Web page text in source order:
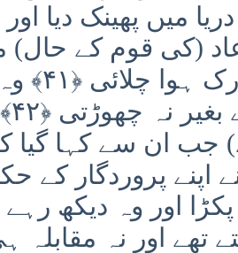
میں پھینک دیا
عاد (کی قوم کے
ان پر
نے اپنے پروردگار